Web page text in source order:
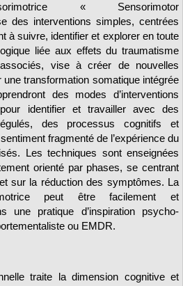
« Sensorimotor
des interventions simples, centrées
à suivre, identifier et explorer en toute
liée aux effets du traumatisme
vise à créer de nouvelles
transformation somatique intégrée
des modes d’interventions
identifier et travailler avec des
des processus cognitifs et
fragmenté de l’expérience du
Les techniques sont enseignées
orienté par phases, se centrant
sur la réduction des symptômes. La
peut être facilement et
une pratique d’inspiration psycho-
ou EMDR.
traite la dimension cognitive et